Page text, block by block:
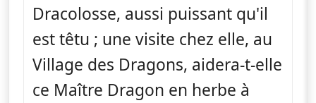
Dracolosse, aussi puissant qu'il
est têtu ; une visite chez elle, au
Village des Dragons, aidera-t-elle
ce Maître Dragon en herbe à